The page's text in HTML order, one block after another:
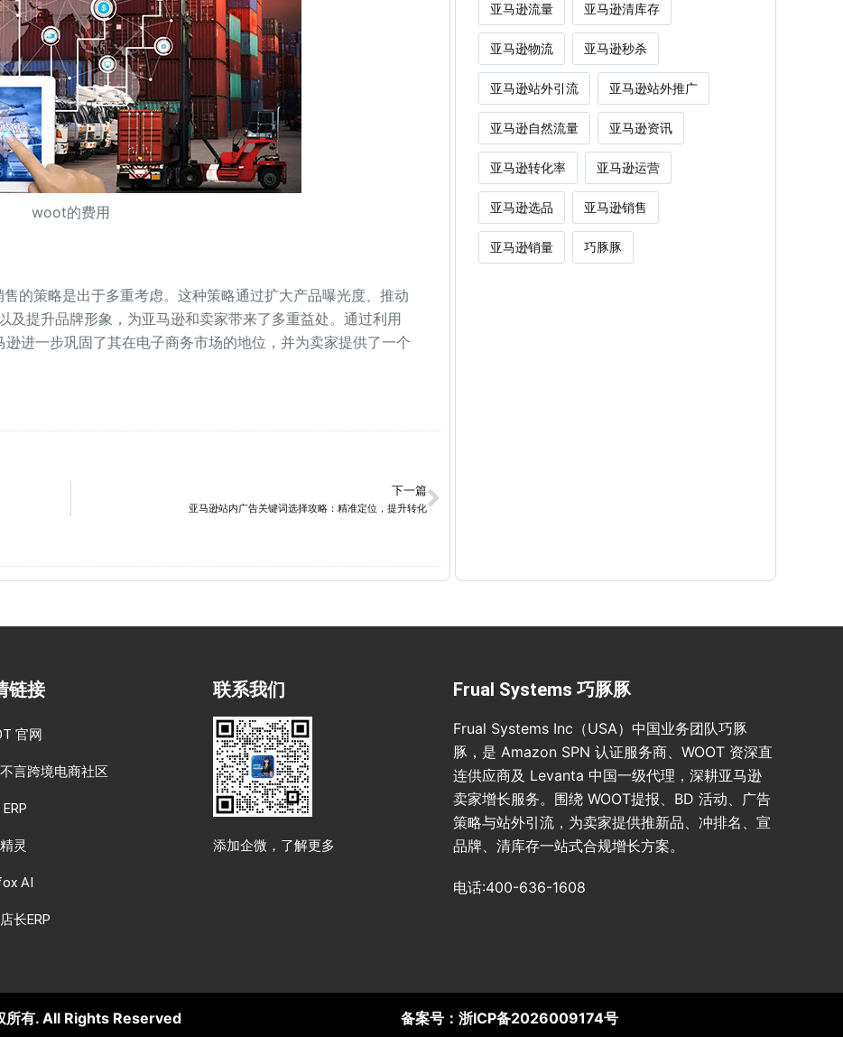
woot的费用
的策略是出于多重考虑。这种策略通过扩大产品曝光度、推动
及提升品牌形象，为亚马逊和卖家带来了多重益处。通过利用
进一步巩固了其在电子商务市场的地位，并为卖家提供了一个
下一篇
亚马逊站内广告关键词选择攻略：精准定位，提升转化
亚马逊流量 亚马逊清库存
亚马逊物流 亚马逊秒杀
亚马逊站外引流 亚马逊站外推广
亚马逊自然流量 亚马逊资讯
亚马逊转化率 亚马逊运营
亚马逊选品 亚马逊销售
亚马逊销量 巧豚豚
链接
官网
言跨境电商社区
灵
AI
长ERP
联系我们
添加企微，了解更多
Frual Systems 巧豚豚
Frual Systems Inc（USA）中国业务团队巧豚
豚，是 Amazon SPN 认证服务商、WOOT 资深直
连供应商及 Levanta 中国一级代理，深耕亚马逊
卖家增长服务。围绕 WOOT提报、BD 活动、广告
策略与站外引流，为卖家提供推新品、冲排名、宣
品牌、清库存一站式合规增长方案。
电话:400-636-1608
所有. All Rights Reserved 备案号： 浙ICP备2026009174号